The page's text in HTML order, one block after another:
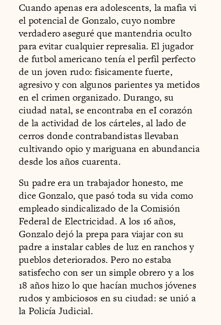
Cuando apenas era adolescents, la mafia vi
el potencial de Gonzalo, cuyo nombre
verdadero aseguré que mantendria oculto
para evitar cualquier represalia. El jugador
de futbol americano tenía el perfil perfecto
de un joven rudo: fisicamente fuerte,
agresivo y con algunos parientes ya metidos
en el crimen organizado. Durango, su
ciudad natal, se encontraba en eI corazón
de la actividad de los cárteles, al lado de
cerros donde contrabandistas llevaban
cultivando opio y mariguana en abundancia
desde los años cuarenta.
Su padre era un trabajador honesto, me
dice Gonzalo, que pasó toda su vida como
empleado sindicalizado de la Comisión
Federal de Electricidad. A los 16 años,
Gonzalo dejó la prepa para viajar con su
padre a instalar cables de luz en ranchos y
pueblos deteriorados. Pero no estaba
satisfecho con ser un simple obrero y a los
18 años hizo lo que hacían muchos jóvenes
rudos y ambiciosos en su ciudad: se unió a
la Policía Judicial.